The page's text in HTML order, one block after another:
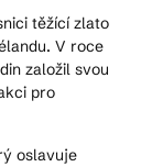
těžící zlato
V roce
založil svou
pro
oslavuje